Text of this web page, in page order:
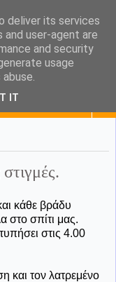
κάθε βράδυ
στο σπίτι μας.
στις 4.00
και τον λατρεμένο
deliver its services
and user-agent are
and security
usage
IT